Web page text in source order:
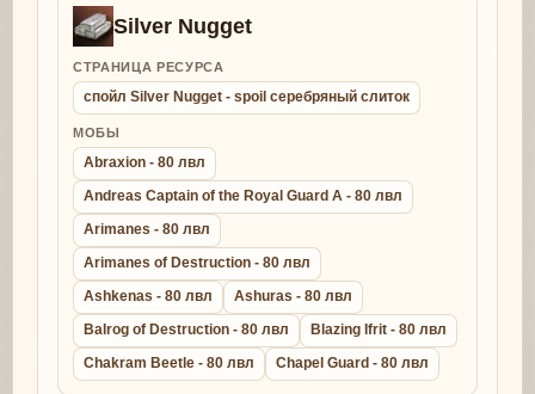
Silver Nugget
СТРАНИЦА РЕСУРСА
спойл Silver Nugget - spoil серебряный слиток
МОБЫ
Abraxion - 80 лвл
Andreas Captain of the Royal Guard A - 80 лвл
Arimanes - 80 лвл
Arimanes of Destruction - 80 лвл
Ashkenas - 80 лвл
Ashuras - 80 лвл
Balrog of Destruction - 80 лвл
Blazing Ifrit - 80 лвл
Chakram Beetle - 80 лвл
Chapel Guard - 80 лвл